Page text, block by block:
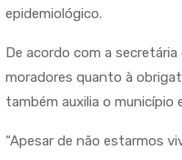
epidemiológico.
De acordo com a
moradores quanto à
também auxilia o município
“Apesar de não estarmos